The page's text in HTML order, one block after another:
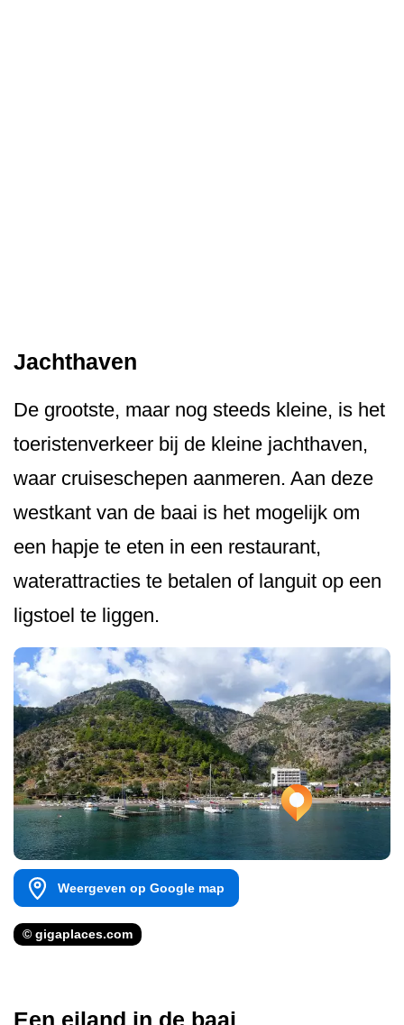
Jachthaven
De grootste, maar nog steeds kleine, is het
toeristenverkeer bij de kleine jachthaven,
waar cruiseschepen aanmeren. Aan deze
westkant van de baai is het mogelijk om
een hapje te eten in een restaurant,
waterattracties te betalen of languit op een
ligstoel te liggen.
Weergeven op Google map
© gigaplaces.com
Een eiland in de baai